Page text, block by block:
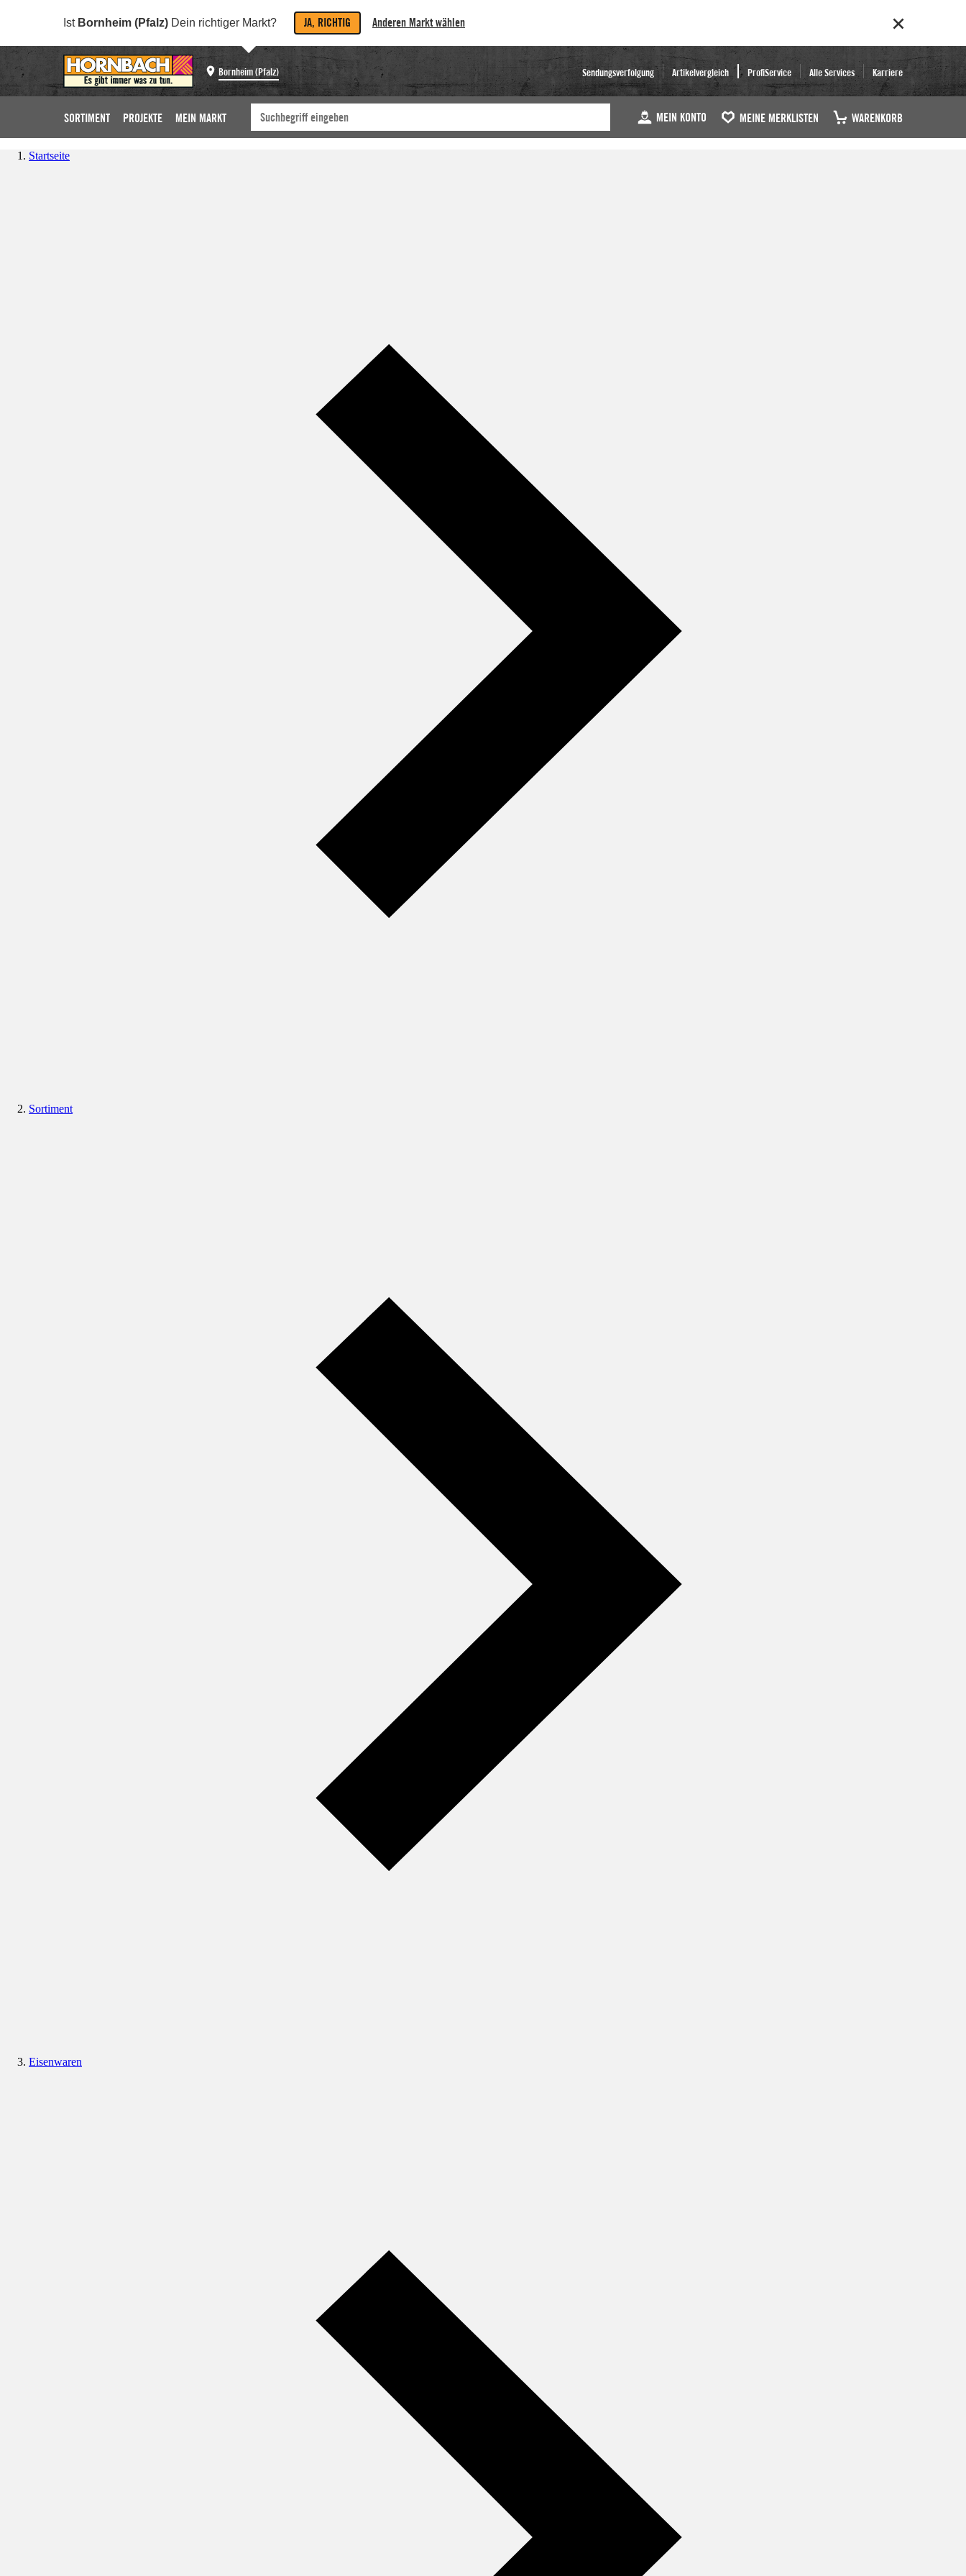
Ist Bornheim (Pfalz) Dein richtiger Markt? JA, RICHTIG Anderen Markt wählen
Bornheim (Pfalz) Sendungsverfolgung Artikelvergleich ProfiService Alle Services Karriere
SORTIMENT PROJEKTE MEIN MARKT MEIN KONTO MEINE MERKLISTEN WARENKORB
Startseite
Sortiment
Eisenwaren